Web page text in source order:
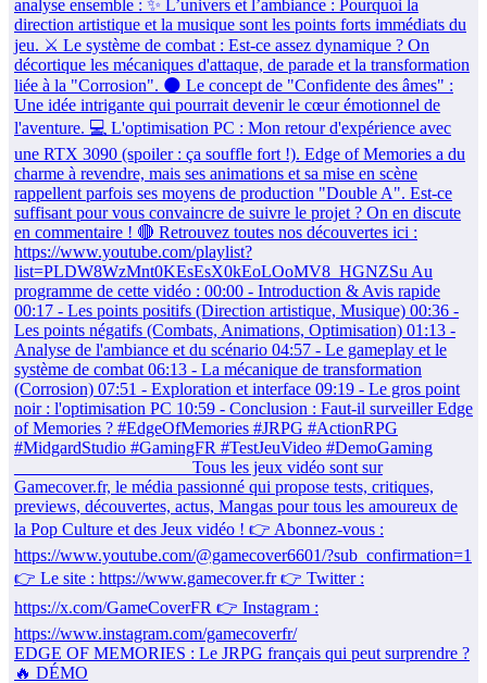
EDGE OF MEMORIES : Le JRPG français qui peut surprendre ?
🔥 DÉMO